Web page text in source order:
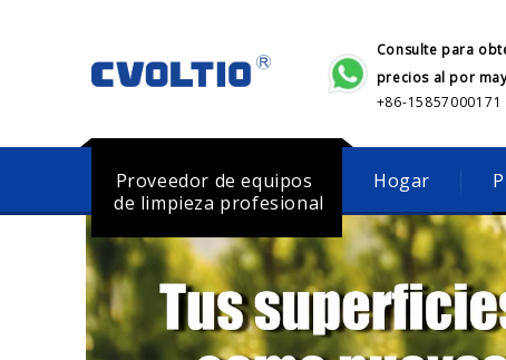
Consulte para
precios al por
+86-15857000171
Proveedor de equipos
de limpieza profesional
Hogar